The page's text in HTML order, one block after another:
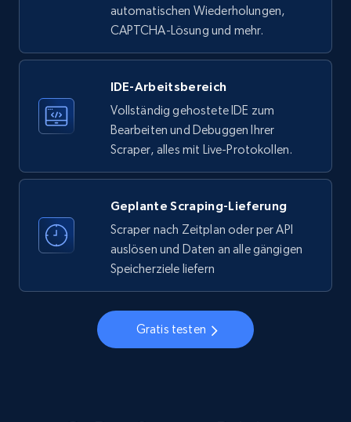
ID, Name, Country code, Locations, Followers,
Employees in linkedin, About, Specialties, and
3.5K+ Gratis testen
business account, Is professional account, Is
verified, and more.
3.5K+ Gratis testen
Instagram - Profiles - Collect profile
automatischen Wiederholungen,
CAPTCHA-Lösung und mehr.
IDE-Arbeitsbereich
Vollständig gehostete IDE zum
Bearbeiten und Debuggen Ihrer
Scraper, alles mit Live-Protokollen.
Geplante Scraping-Lieferung
Scraper nach Zeitplan oder per API
auslösen und Daten an alle gängigen
Speicherziele liefern
Gratis testen